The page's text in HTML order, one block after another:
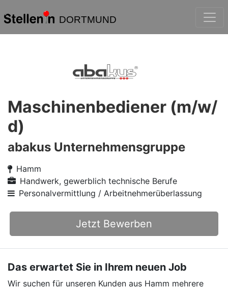
DORTMUND
Maschinenbediener (m/w/
d)
abakus Unternehmensgruppe
Hamm
Handwerk, gewerblich technische Berufe
Personalvermittlung / Arbeitnehmerüberlassung
Jetzt Bewerben
Das erwartet Sie in Ihrem neuen Job
Wir suchen für unseren Kunden aus Hamm mehrere